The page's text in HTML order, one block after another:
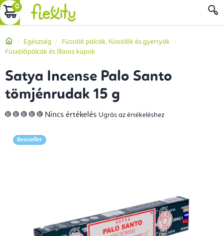
Ugrás
a
tartalomhoz
KOSÁR
Kezdőlap
Egészség
Füstölő pálcák, füstölők és gyertyák
Füstölőpálcák és illatos kúpok
Satya Incense Palo Santo
tömjénrudak 15 g
A
termék
5-
ből
Nincs értékelés Ugrás az értékeléshez
Bestseller